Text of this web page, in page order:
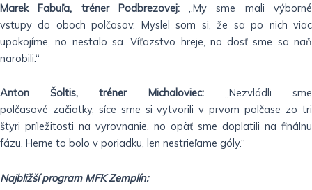
Marek Fabuľa, tréner Podbrezovej:„My sme mali výborné
vstupy do oboch polčasov. Myslel som si, že sa po nich viac
upokojíme, no nestalo sa. Víťazstvo hreje, no dosť sme sa naň
narobili.“
Anton Šoltis, tréner Michaloviec:„Nezvládli sme
polčasové začiatky, síce sme si vytvorili v prvom polčase zo tri
štyri príležitosti na vyrovnanie, no opäť sme doplatili na finálnu
fázu. Herne to bolo v poriadku, len nestrieľame góly.“
Najbližší program MFK Zemplín: